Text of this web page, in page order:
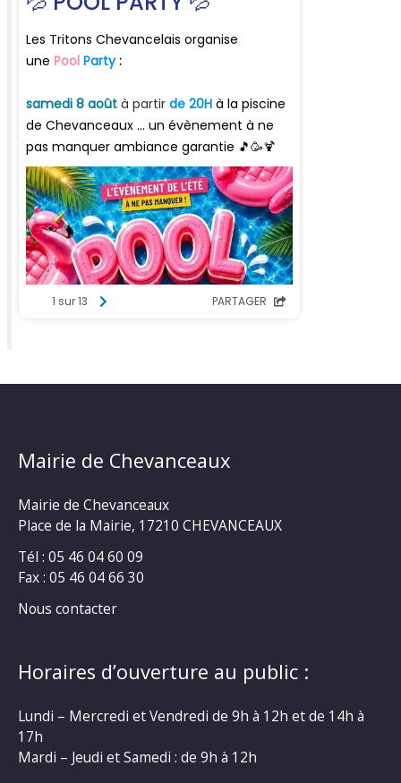
Mairie de Chevanceaux
Mairie de Chevanceaux
Place de la Mairie, 17210 CHEVANCEAUX
Tél : 05 46 04 60 09
Fax : 05 46 04 66 30
Nous contacter
Horaires d’ouverture au public :
Lundi – Mercredi et Vendredi de 9h à 12h et de 14h à
17h
Mardi – Jeudi et Samedi : de 9h à 12h